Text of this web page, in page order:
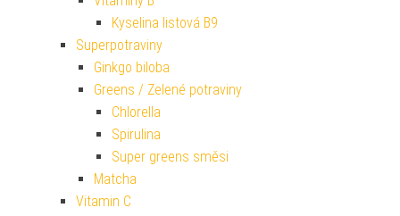
Kyselina listová B9
Superpotraviny
Ginkgo biloba
Greens / Zelené potraviny
Chlorella
Spirulina
Super greens směsi
Matcha
Vitamin C